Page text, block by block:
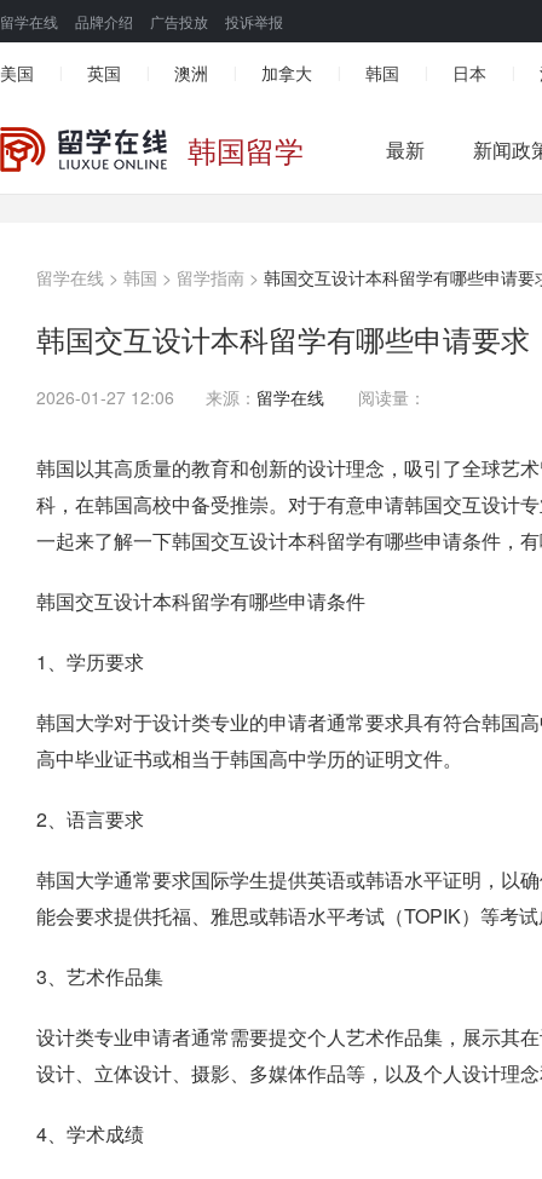
留学在线 品牌介绍 广告投放 投诉举报
美国 英国 澳洲 加拿大 韩国 日本
韩国留学 最新 新闻政
留学在线 > 韩国 > 留学指南 > 韩国交互设计本科留学有哪些申请
韩国交互设计本科留学有哪些申请要
2026-01-27 12:06 来源： 留学在线 阅读量：
韩国以其高质量的教育和创新的设计理念，吸引了全球艺
科，在韩国高校中备受推崇。对于有意申请韩国交互设计
一起来了解一下韩国交互设计本科留学有哪些申请条件，
韩国交互设计本科留学有哪些申请条件
1、学历要求
韩国大学对于设计类专业的申请者通常要求具有符合韩国
高中毕业证书或相当于韩国高中学历的证明文件。
2、语言要求
韩国大学通常要求国际学生提供英语或韩语水平证明，以
能会要求提供托福、雅思或韩语水平考试（TOPIK）等考
3、艺术作品集
设计类专业申请者通常需要提交个人艺术作品集，展示其
设计、立体设计、摄影、多媒体作品等，以及个人设计理
4、学术成绩